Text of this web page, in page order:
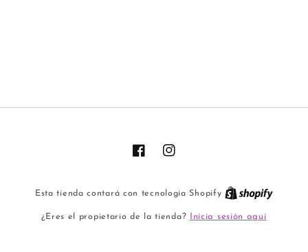
FacebookInstagram
Esta tienda contará con tecnología Shopify
¿Eres el propietario de la tienda? Inicia sesión aquí